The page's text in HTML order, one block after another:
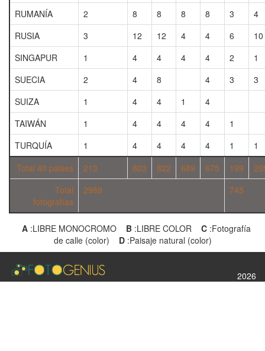
RUMANÍA 2 8 8 8 8 3
4
RUSIA
3 12 12 4 4 6
10
SINGAPUR
1 4 4 4 4 2
1
SUECIA
2 4 8 4 3
3
SUIZA
1 4 4 1
4
TAIWÁN
1 4 4 4 4
1
TURQUÍA
1 4 4 4 4 1
1
Total 40 paises
213 803 822 689 675 199
Total
fotografías
2989 745
A:LIBRE MONOCROMO B:LIBRE COLOR C:Fotografía
de calle (color) D:Paisaje natural (color)
2026